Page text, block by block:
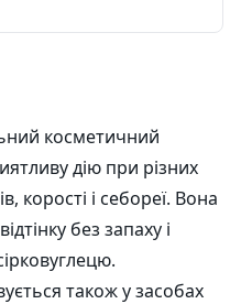
косметичний
дію при різних
корості і себореї. Вона
без запаху і
також у засобах